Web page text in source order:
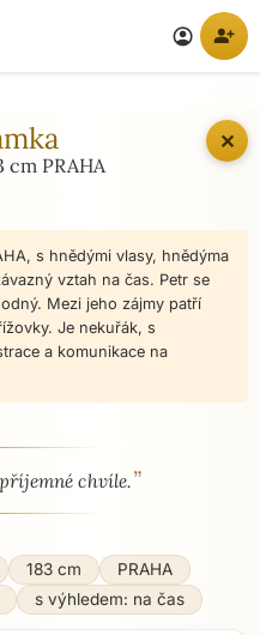
account_circle person_add
✕
cm PRAHA
s hnědými vlasy, hnědýma
vztah na čas. Petr se
Mezi jeho zájmy patří
Je nekuřák, s
a komunikace na
chvíle.”
183 cm
PRAHA
s výhledem: na čas